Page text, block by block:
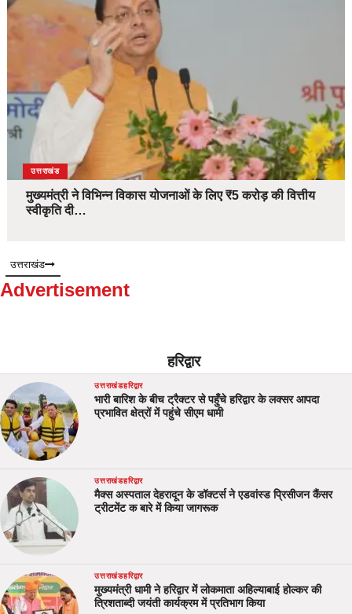
उत्तराखंड
मुख्यमंत्री ने विभिन्न विकास योजनाओं के लिए ₹5 करोड़ की वित्तीय
स्वीकृति दी…
उत्तराखंड
Advertisement
हरिद्वार
उत्तराखंडहरिद्वार
भारी बारिश के बीच ट्रैक्टर से पहुँचे हरिद्वार के लक्सर आपदा
प्रभावित क्षेत्रों में पहुंचे सीएम धामी
उत्तराखंडहरिद्वार
मैक्स अस्पताल देहरादून के डॉक्टर्स ने एडवांस्ड प्रिसीजन कैंसर
ट्रीटमेंट क बारे में किया जागरूक
उत्तराखंडहरिद्वार
मुख्यमंत्री धामी ने हरिद्वार में लोकमाता अहिल्याबाई होल्कर की
त्रिशताब्दी जयंती कार्यक्रम में प्रतिभाग किया